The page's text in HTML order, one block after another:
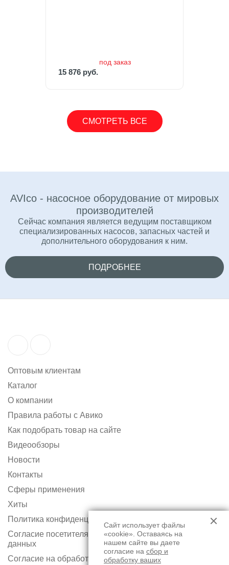
под заказ
15 876 руб.
СМОТРЕТЬ ВСЕ
AVIco - насосное оборудование от мировых
производителей
Сейчас компания является ведущим поставщиком
специализированных насосов, запасных частей и
дополнительного оборудования к ним.
ПОДРОБНЕЕ
Оптовым клиентам
Каталог
О компании
Правила работы с Авико
Как подобрать товар на сайте
Видеообзоры
Новости
Контакты
Сферы применения
Хиты
Политика конфиденциальности
Согласие посетителя сайта на обработку персональных
данных
Согласие на обработку персональных данных с
Сайт использует файлы
«cookie». Оставаясь на
нашем сайте вы даете
согласие на сбор и
обработку ваших